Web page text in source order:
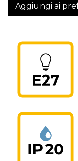
Aggiungi ai